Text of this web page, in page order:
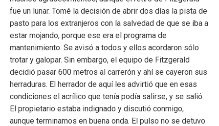
fue un lunar. Tomé la decisión de abrir dos días la pista de
pasto para los extranjeros con la salvedad de que se iba a
estar mojando, porque ese era el programa de
mantenimiento. Se avisó a todos y ellos acordaron sólo
trotar y galopar. Sin embargo, el equipo de Fitzgerald
decidió pasar 600 metros al carrerón y ahí se cayeron sus
herraduras. El herrador de aquí les advirtió que en esas
condiciones el acrílico que tenía podía salirse, y se salió.
El propietario estaba indignado y discutió conmigo,
aunque terminamos en buena onda. El pulso no se detuvo